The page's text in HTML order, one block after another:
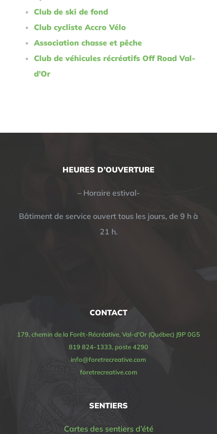
Club de ski de fond
Club cycliste Accro Vélo
Association chasse et pêche
Club de véhicules récréatifs Off Road Val-
d’Or
HEURES D’OUVERTURE
– Horaire estival-
Bâtiment de service ouvert tous les jours, de 9 h à
21 h.
CONTACT
179, chemin de la Forêt-Récréative, Val-d'Or (Québec) J9P 0G5
819 824-1333, poste 4290
info@foretrecreative.com
foretrecreative.com
SENTIERS
Cartes des sentiers d’été